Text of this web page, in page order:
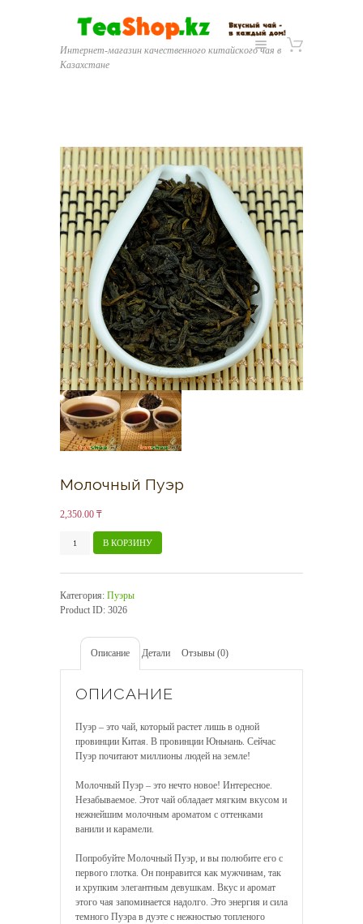
Интернет-магазин качественного китайского чая в
Казахстане
Молочный Пуэр
2,350.00 ₸
КоличествоВ КОРЗИНУ
Категория: Пуэры
Product ID: 3026
Описание Детали Отзывы (0)
ОПИСАНИЕ
Пуэр – это чай, который растет лишь в одной
провинции Китая. В провинции Юньнань. Сейчас
Пуэр почитают миллионы людей на земле!
Молочный Пуэр – это нечто новое! Интересное.
Незабываемое. Этот чай обладает мягким вкусом и
нежнейшим молочным ароматом с оттенками
ванили и карамели.
Попробуйте Молочный Пуэр, и вы полюбите его с
первого глотка. Он понравится как мужчинам, так
и хрупким элегантным девушкам. Вкус и аромат
этого чая запоминается надолго. Это энергия и сила
темного Пуэра в дуэте с нежностью топленого